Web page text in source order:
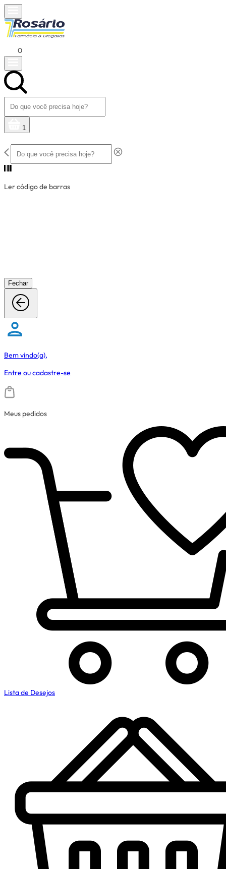
0
1
Ler código de barras
Fechar
Bem vindo(a),
Entre oucadastre-se
Meus pedidos
Lista de Desejos